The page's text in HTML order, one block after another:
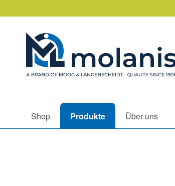
Shop Produkte Über uns